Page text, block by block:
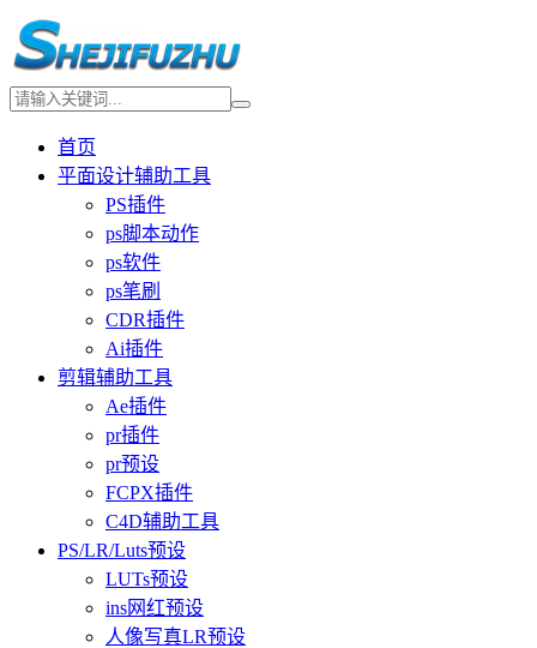
首页
平面设计辅助工具
PS插件
ps脚本动作
ps软件
ps笔刷
CDR插件
Ai插件
剪辑辅助工具
Ae插件
pr插件
pr预设
FCPX插件
C4D辅助工具
PS/LR/Luts预设
LUTs预设
ins网红预设
人像写真LR预设